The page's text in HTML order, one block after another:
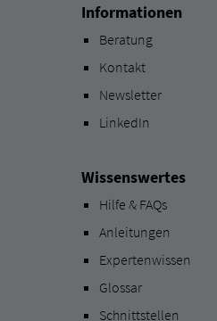
Informationen
Beratung
Kontakt
Newsletter
LinkedIn
Wissenswertes
Hilfe & FAQs
Anleitungen
Expertenwissen
Glossar
Schnittstellen